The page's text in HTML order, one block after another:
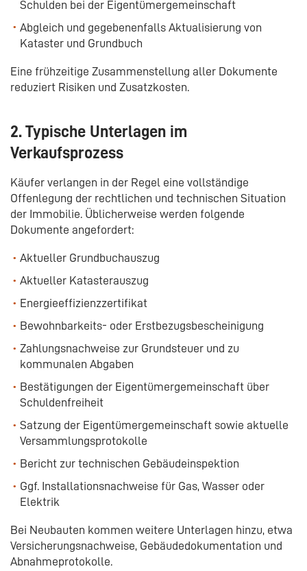
Schulden bei der Eigentümergemeinschaft
Abgleich und gegebenenfalls Aktualisierung von
Kataster und Grundbuch
Eine frühzeitige Zusammenstellung aller Dokumente
reduziert Risiken und Zusatzkosten.
2. Typische Unterlagen im
Verkaufsprozess
Käufer verlangen in der Regel eine vollständige
Offenlegung der rechtlichen und technischen Situation
der Immobilie. Üblicherweise werden folgende
Dokumente angefordert:
Aktueller Grundbuchauszug
Aktueller Katasterauszug
Energieeffizienzzertifikat
Bewohnbarkeits- oder Erstbezugsbescheinigung
Zahlungsnachweise zur Grundsteuer und zu
kommunalen Abgaben
Bestätigungen der Eigentümergemeinschaft über
Schuldenfreiheit
Satzung der Eigentümergemeinschaft sowie aktuelle
Versammlungsprotokolle
Bericht zur technischen Gebäudeinspektion
Ggf. Installationsnachweise für Gas, Wasser oder
Elektrik
Bei Neubauten kommen weitere Unterlagen hinzu, etwa
Versicherungsnachweise, Gebäudedokumentation und
Abnahmeprotokolle.